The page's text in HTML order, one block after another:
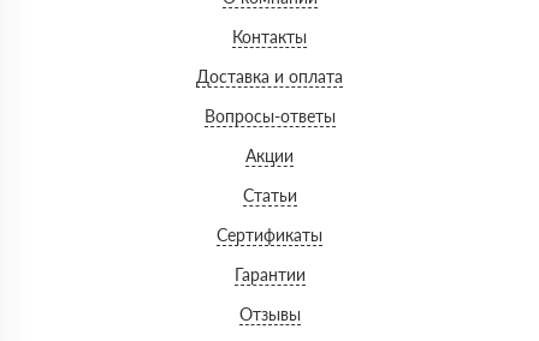
Контакты
Доставка и оплата
Вопросы-ответы
Акции
Статьи
Сертификаты
Гарантии
Отзывы